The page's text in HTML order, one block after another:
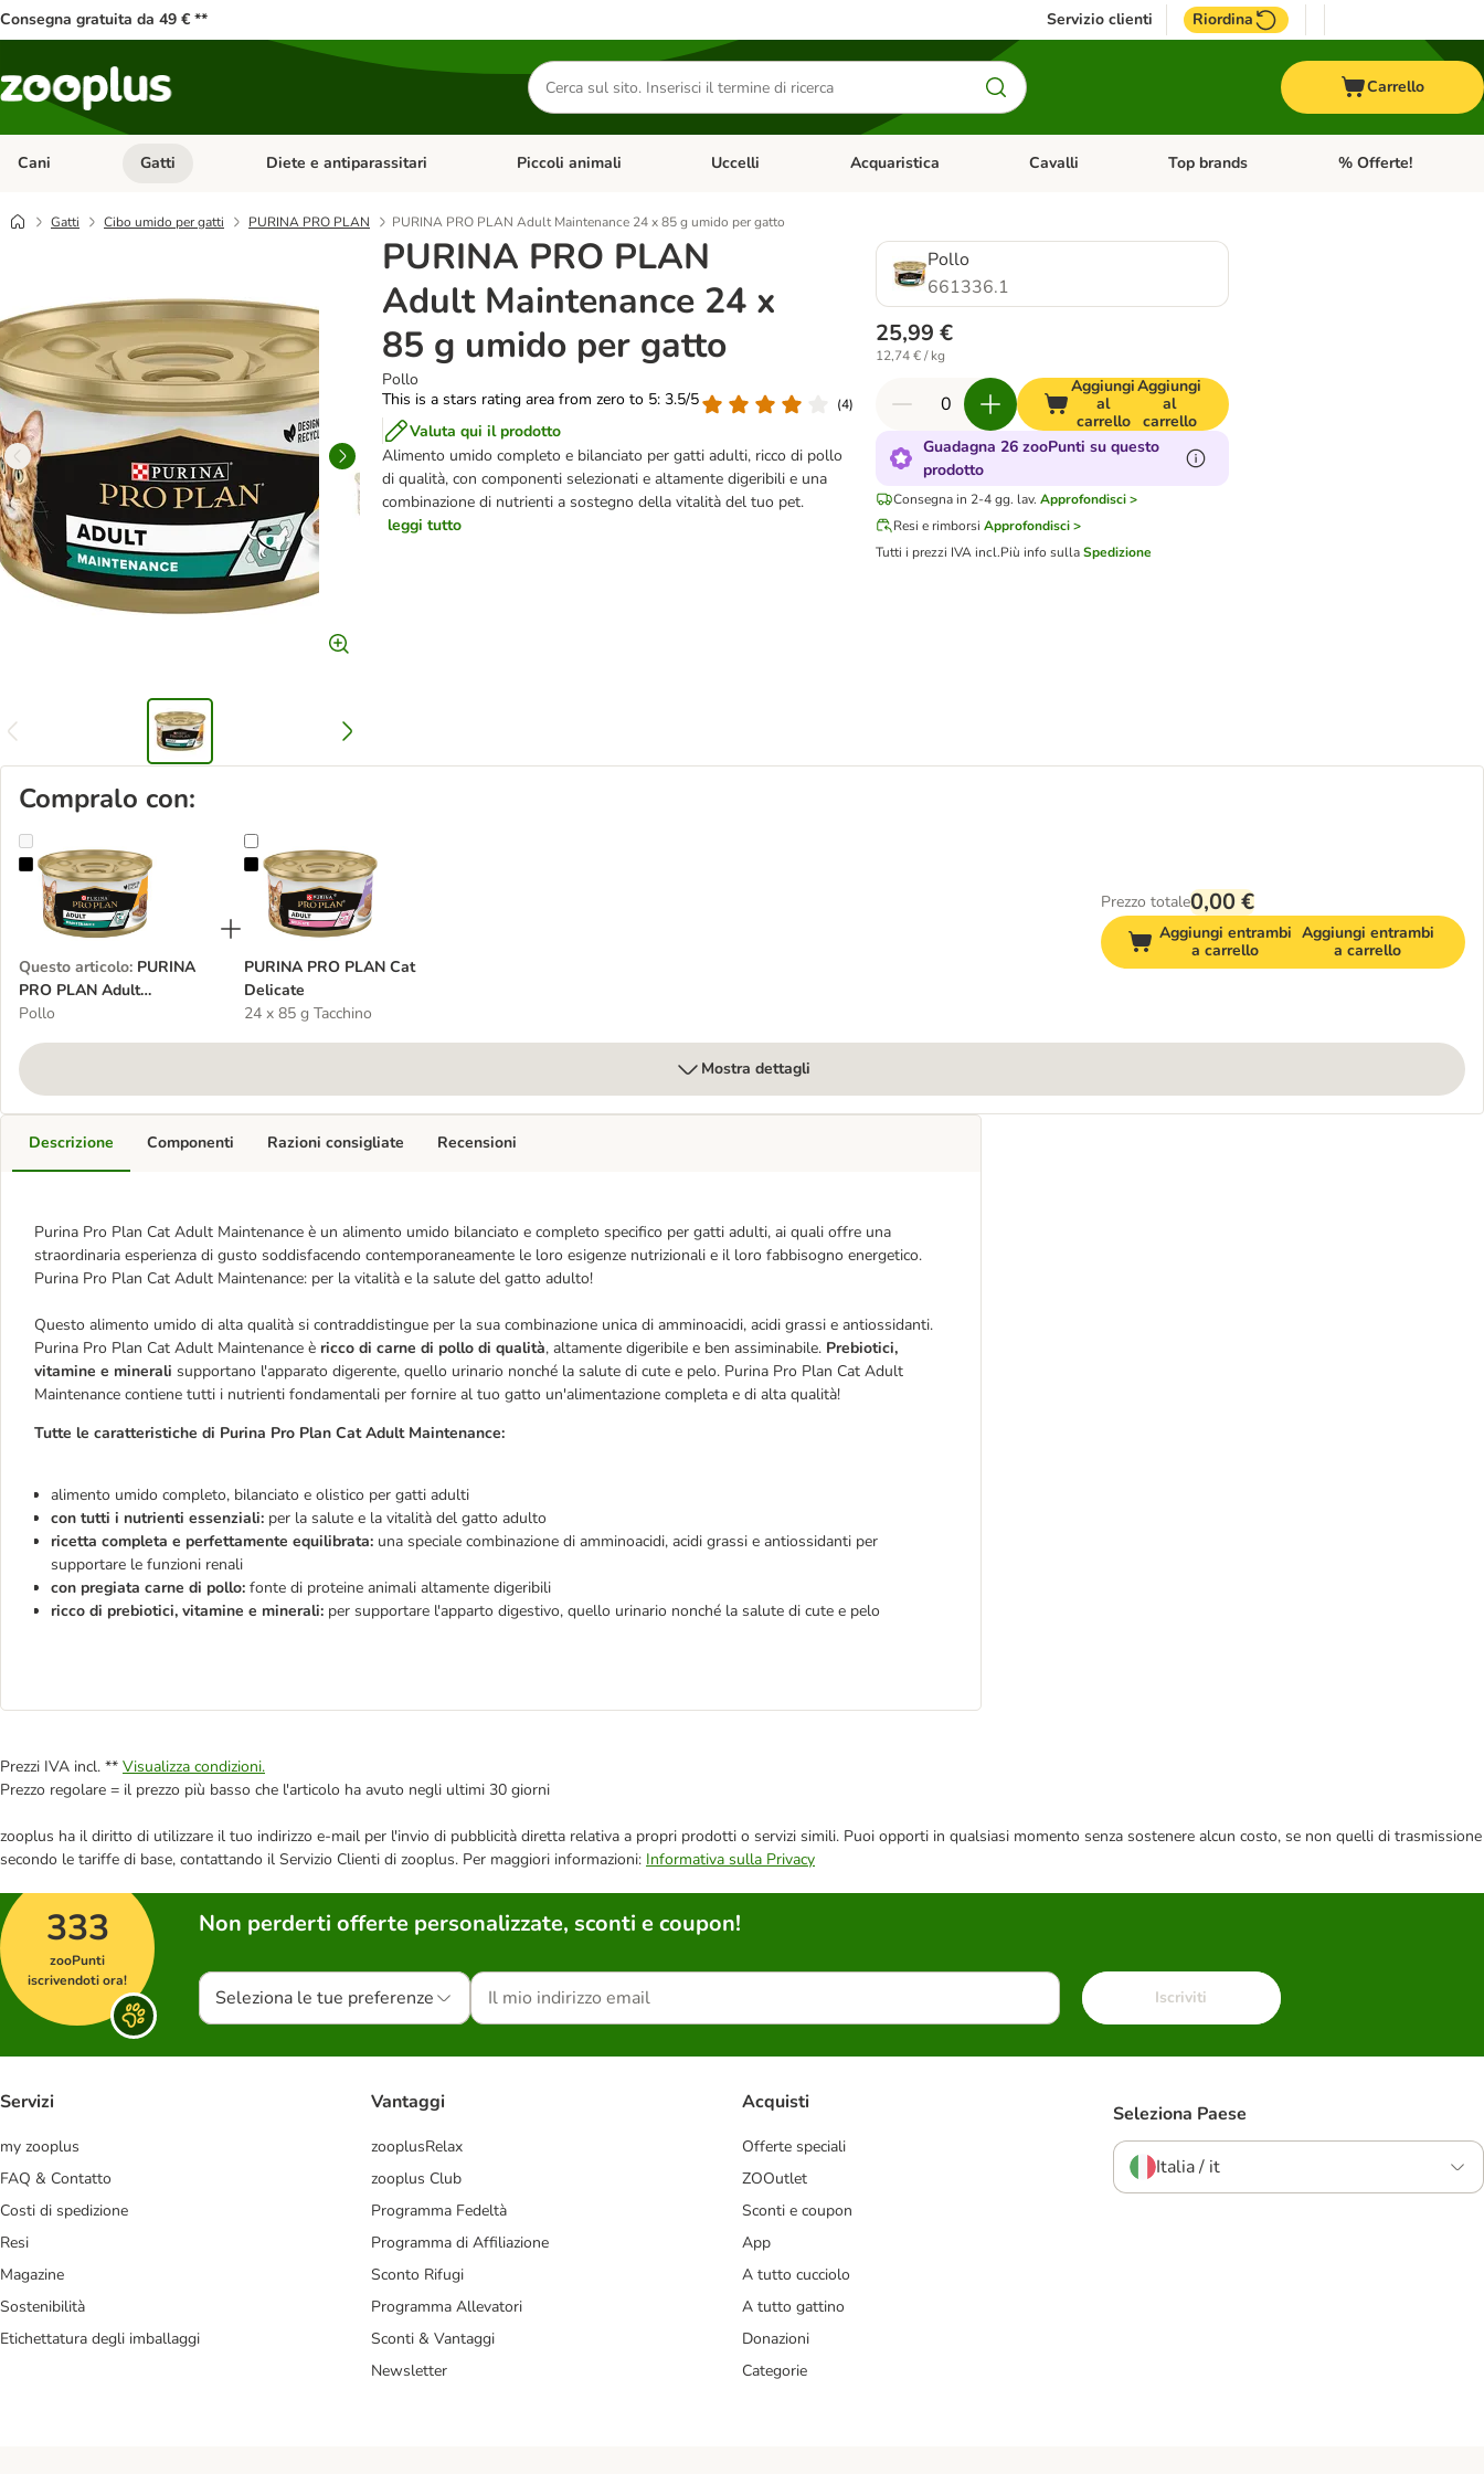
Consegna gratuita da 49 € ** Servizio clienti Riordina
Cerca
prodotti
Carrello
Cani Apri Menu Categoria: Cani
Gatti Apri Menu Categoria: Gatti
Diete e antiparassitari Apri Menu Categoria: Diete e antiparassitari
Piccoli animali Apri Menu Categoria: Piccoli animali
Uccelli Apri Menu Categoria: Uccelli
Acquaristica Apri Menu Categoria: Acquaristica
Cavalli Apri Menu Categoria: Cavalli
Top brands Apri Menu Categoria:
% Offerte!
Gatti Cibo umido per gatti PURINA PRO PLAN PURINA PRO PLAN Adult Maintenance 24 x 85 g umido per gatto
PURINA PRO PLAN
Adult Maintenance 24 x
85 g umido per gatto
Pollo
This is a stars rating area from zero to 5: 3.5/5
(4)
Valuta qui il prodotto
Alimento umido completo e bilanciato per gatti adulti, ricco di pollo
di qualità, con componenti selezionati e altamente digeribili e una
combinazione di nutrienti a sostegno della vitalità del tuo pet.
leggi tutto
Pollo
661336.1
25,99 €
12,74 € / kg
Aggiungi
al
carrello
Aggiungi
al
carrello
Guadagna 26 zooPunti su questo
prodotto
Consegna in 2-4 gg. lav. Approfondisci >
Resi e rimborsi Approfondisci >
Tutti i prezzi IVA incl.Più info sullaSpedizione
Compralo con:
PURINA PRO PLAN Adult Maintenance 24 x 85 g umido per gatto
Questo articolo: PURINA
PRO PLAN Adult
Maintenance 24 x 85 g
Pollo
PURINA PRO PLAN Cat Delicate
PURINA PRO PLAN Cat
Delicate
24 x 85 g Tacchino
Prezzo totale0,00 €
Aggiungi entrambi
a carrello
Aggiungi entrambi
a carrello
Mostra dettagli
Descrizione
Purina Pro Plan Cat Adult Maintenance è un alimento umido bilanciato e completo specifico per gatti adulti, ai quali offre una
straordinaria esperienza di gusto soddisfacendo contemporaneamente le loro esigenze nutrizionali e il loro fabbisogno energetico.
Purina Pro Plan Cat Adult Maintenance: per la vitalità e la salute del gatto adulto!
Questo alimento umido di alta qualità si contraddistingue per la sua combinazione unica di amminoacidi, acidi grassi e antiossidanti.
Purina Pro Plan Cat Adult Maintenance è ricco di carne di pollo di qualità, altamente digeribile e ben assiminabile. Prebiotici,
vitamine e minerali supportano l'apparato digerente, quello urinario nonché la salute di cute e pelo. Purina Pro Plan Cat Adult
Maintenance contiene tutti i nutrienti fondamentali per fornire al tuo gatto un'alimentazione completa e di alta qualità!
Tutte le caratteristiche di Purina Pro Plan Cat Adult Maintenance:
alimento umido completo, bilanciato e olistico per gatti adulti
con tutti i nutrienti essenziali: per la salute e la vitalità del gatto adulto
ricetta completa e perfettamente equilibrata: una speciale combinazione di amminoacidi, acidi grassi e antiossidanti per
supportare le funzioni renali
con pregiata carne di pollo: fonte di proteine animali altamente digeribili
ricco di prebiotici, vitamine e minerali: per supportare l'apparto digestivo, quello urinario nonché la salute di cute e pelo
Componenti Razioni consigliate Recensioni
Prezzi IVA incl. ** Visualizza condizioni.
Prezzo regolare = il prezzo più basso che l'articolo ha avuto negli ultimi 30 giorni
zooplus ha il diritto di utilizzare il tuo indirizzo e-mail per l'invio di pubblicità diretta relativa a propri prodotti o servizi simili. Puoi opporti in qualsiasi momento senza sostenere alcun costo, se non quelli di trasmissione
secondo le tariffe di base, contattando il Servizio Clienti di zooplus. Per maggiori informazioni: Informativa sulla Privacy
333
zooPunti
iscrivendoti ora!
Non perderti offerte personalizzate, sconti e coupon!
Seleziona le tue preferenze Iscriviti
Servizi
my zooplus
FAQ & Contatto
Costi di spedizione
Resi
Magazine
Sostenibilità
Etichettatura degli imballaggi
Vantaggi
zooplusRelax
zooplus Club
Programma Fedeltà
Programma di Affiliazione
Sconto Rifugi
Programma Allevatori
Sconti & Vantaggi
Newsletter
Acquisti
Offerte speciali
ZOOutlet
Sconti e coupon
App
A tutto cucciolo
A tutto gattino
Donazioni
Categorie
Seleziona Paese
Italia / it